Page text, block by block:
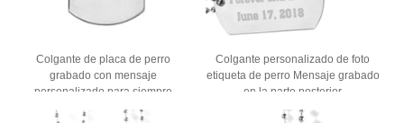
Colgante de placa de perro
grabado con mensaje
personalizado para siempre
Colgante personalizado de foto
etiqueta de perro Mensaje grabado
en la parte posterior